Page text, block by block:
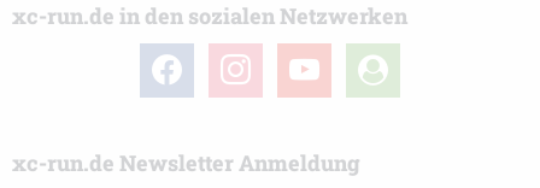
xc-run.de in den sozialen Netzwerken
facebook instagramyoutube
user-
circle
xc-run.de Newsletter Anmeldung